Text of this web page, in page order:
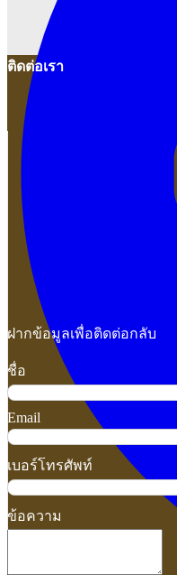
ติดต่อเรา
ฝากข้อมูลเพื่อติดต่อกลับ
ชื่อ
Email
เบอร์โทรศัพท์
ข้อความ